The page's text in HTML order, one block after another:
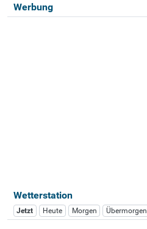
Werbung
Wetterstation
Jetzt Heute Morgen Übermorgen